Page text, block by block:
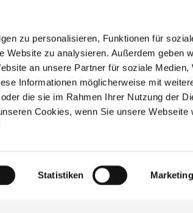
zu personalisieren, Funktionen für
Website zu analysieren. Außerdem geben
an unsere Partner für soziale Medien,
Informationen möglicherweise mit
die sie im Rahmen Ihrer Nutzung der
Cookies, wenn Sie unsere Webseite
Statistiken Marketing